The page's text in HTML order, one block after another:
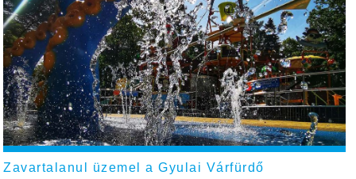
Zavartalanul üzemel a Gyulai Várfürdő